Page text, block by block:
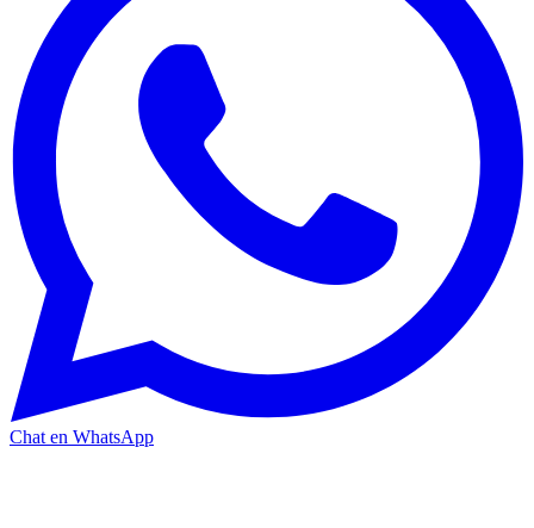
Chat en WhatsApp